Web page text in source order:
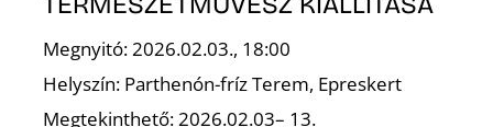
Megnyitó: 2026.02.03., 18:00
Helyszín: Parthenón-fríz Terem, Epreskert
Megtekinthető: 2026.02.03– 13.